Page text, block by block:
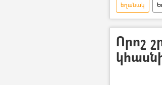
եղանակ
Քամի
Որոշ